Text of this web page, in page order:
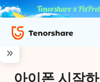
아이폰 시작